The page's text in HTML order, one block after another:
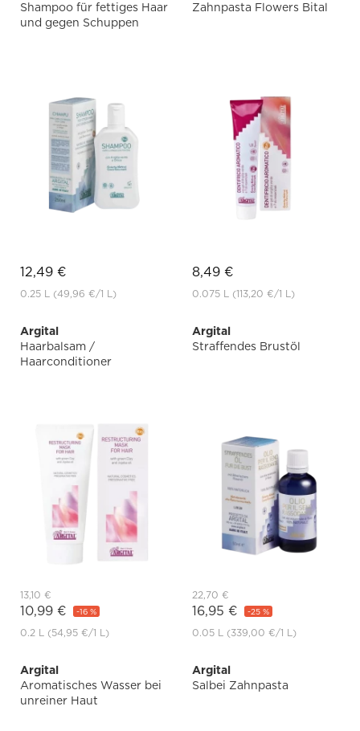
Shampoo für fettiges Haar
und gegen Schuppen
12,49 €
0.25 L (49,96 €/1 L)
Zahnpasta Flowers Bital
8,49 €
0.075 L (113,20 €/1 L)
Argital
Haarbalsam /
Haarconditioner
13,10 €
10,99 € -16 %
0.2 L (54,95 €/1 L)
Argital
Straffendes Brustöl
22,70 €
16,95 € -25 %
0.05 L (339,00 €/1 L)
Argital
Aromatisches Wasser bei
unreiner Haut
Argital
Salbei Zahnpasta